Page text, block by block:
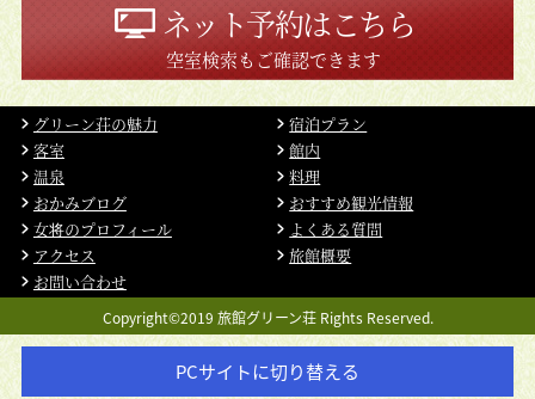
ネット予約はこちら
空室検索もご確認できます
グリーン荘の魅力
宿泊プラン
客室
館内
温泉
料理
おかみブログ
おすすめ観光情報
女将のプロフィール
よくある質問
アクセス
旅館概要
お問い合わせ
Copyright©2019 旅館グリーン荘 Rights Reserved.
PCサイトに切り替える